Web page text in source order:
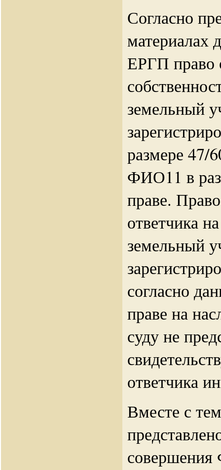
Согласно
материалах
ЕРГП право
земельный
размере 47/
ФИО11 в
праве.
ответчика
земельный
согласно
праве на
суду не
ответчика
Вместе с